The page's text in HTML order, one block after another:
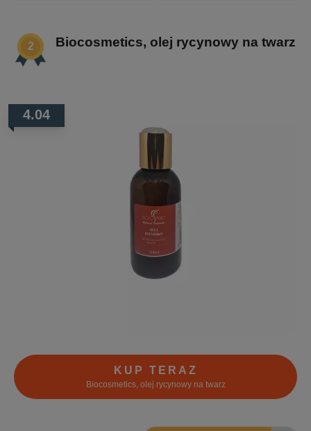
Biocosmetics, olej rycynowy na twarz
4.04
KUP TERAZ
Biocosmetics, olej rycynowy na twarz